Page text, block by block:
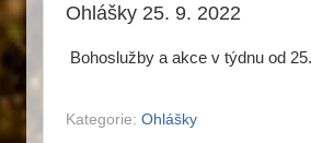
Ohlášky 25. 9. 2022
Bohoslužby a akce v týdnu od
Kategorie: Ohlášky